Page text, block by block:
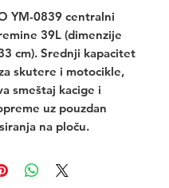
YM-0839 centralni
39L (dimenzije
cm). Srednji kapacitet
skutere i motocikle,
smeštaj kacige i
uz pouzdan
na ploču.